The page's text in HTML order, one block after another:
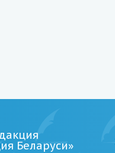
Беларуси»